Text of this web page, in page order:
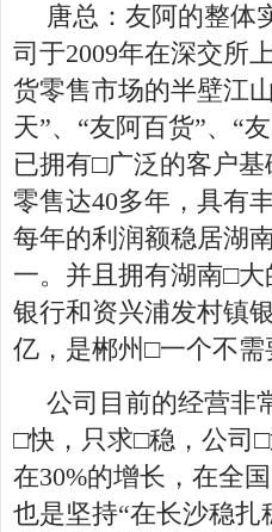
唐总：友阿的整体
司于2009年在深交所
货零售市场的半壁江
天”、“友阿百货”、“
已拥有□广泛的客户
零售达40多年，具有
每年的利润额稳居湖
一。并且拥有湖南□
银行和资兴浦发村镇
亿，是郴州□一个不
公司目前的经营非
□快，只求□稳，公司
在30%的增长，在全
也是坚持“在长沙稳